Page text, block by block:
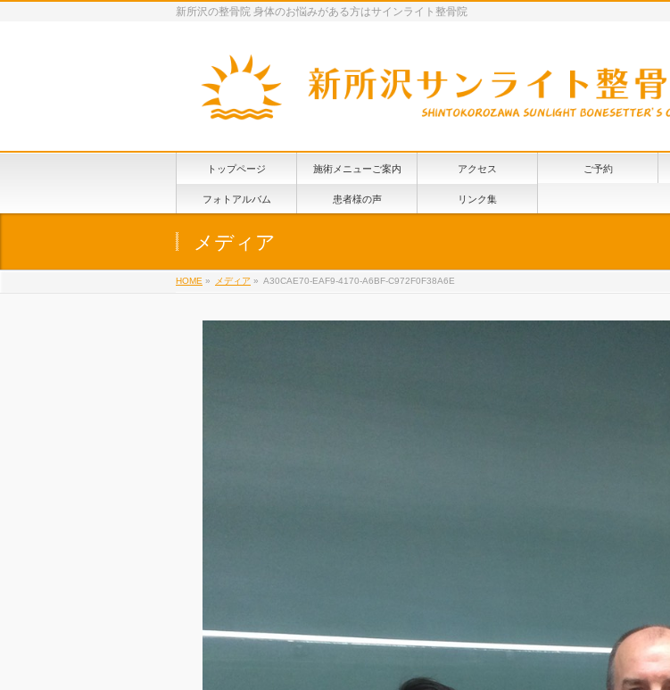
新所沢の整骨院 身体のお悩みがある方はサインライト整骨院
トップページ 施術メニューご案内 アクセス ご予約
フォトアルバム 患者様の声 リンク集
メディア
HOME » メディア » A30CAE70-EAF9-4170-A6BF-C972F0F38A6E